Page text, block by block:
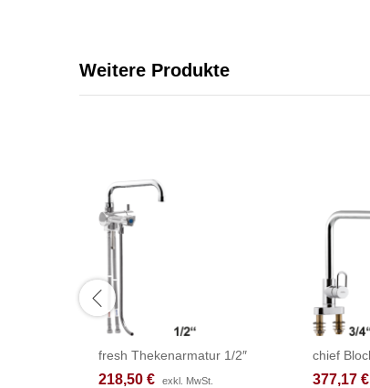
Weitere Produkte
fresh Thekenarmatur 1/2″
218,50 € exkl. MwSt.
218,50 € exkl. MwSt.
chief
377,17 €
377,17 €